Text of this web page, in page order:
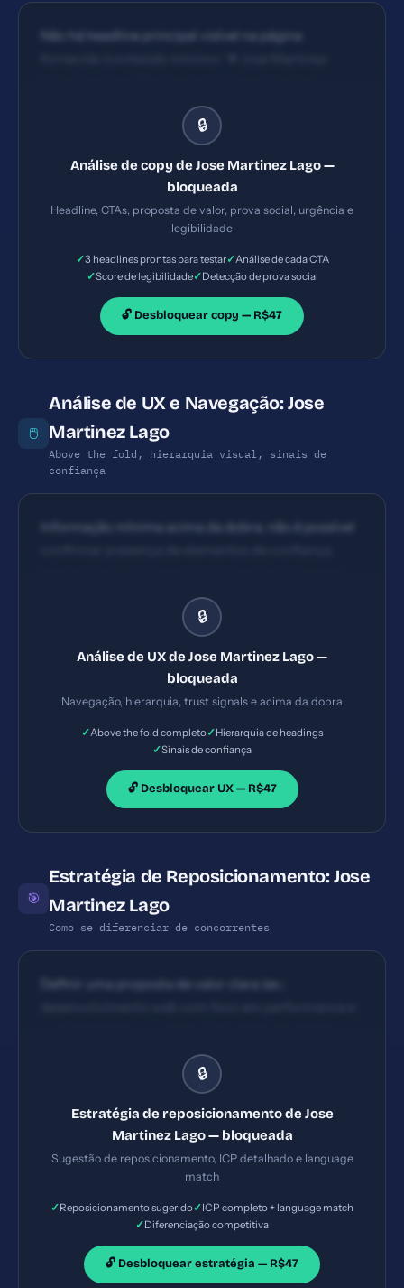
Não há headline principal visível na página
fornecida; não é possível avaliar visibilidade, texto
🔒
Análise de copy de Jose Martinez Lago —
bloqueada
Headline, CTAs, proposta de valor, prova social, urgência e
legibilidade
✓3 headlines prontas para testar✓Análise de cada CTA
✓Score de legibilidade✓Detecção de prova social
🔓 Desbloquear copy — R$47
🖱️
Análise de UX e Navegação: Jose
Martinez Lago
Above the fold, hierarquia visual, sinais de
confiança
Informação mínima acima da dobra; não é possível
apenas um título simples sem hierarquia visual
🔒
Análise de UX de Jose Martinez Lago —
bloqueada
Navegação, hierarquia, trust signals e acima da dobra
✓Above the fold completo✓Hierarquia de headings
✓Sinais de confiança
🔓 Desbloquear UX — R$47
🎯
Estratégia de Reposicionamento: Jose
Martinez Lago
Como se diferenciar de concorrentes
Definir uma proposta de valor clara (ex.:
logos/clients/metrics relevantes.
🔒
Estratégia de reposicionamento de Jose
Martinez Lago — bloqueada
Sugestão de reposicionamento, ICP detalhado e language
match
✓Reposicionamento sugerido✓ICP completo + language match
✓Diferenciação competitiva
🔓 Desbloquear estratégia — R$47